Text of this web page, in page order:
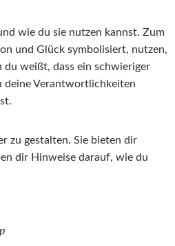
wie du sie nutzen kannst. Zum
und Glück symbolisiert, nutzen,
du weißt, dass ein schwieriger
deine Verantwortlichkeiten
zu gestalten. Sie bieten dir
dir Hinweise darauf, wie du